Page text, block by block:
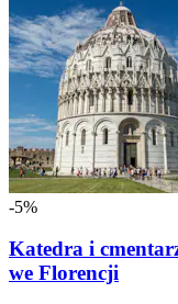
-5%
Katedra i
we Florencji